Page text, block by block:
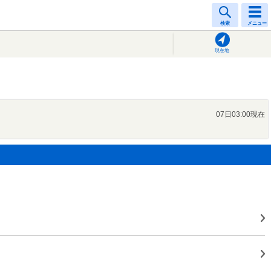
検索 メニュー
現在地
07日03:00現在